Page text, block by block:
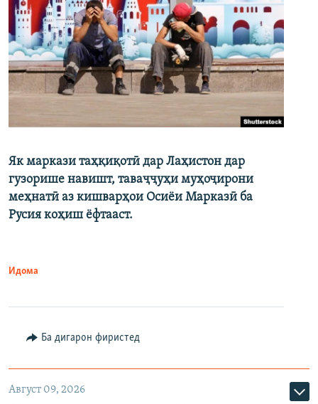
Як маркази таҳқиқотӣ дар Лаҳистон дар
гузорише навишт, таваҷҷуҳи муҳоҷирони
меҳнатӣ аз кишварҳои Осиёи Марказӣ ба
Русия коҳиш ёфтааст.
Идома
Ба дигарон фиристед
Август 09, 2026